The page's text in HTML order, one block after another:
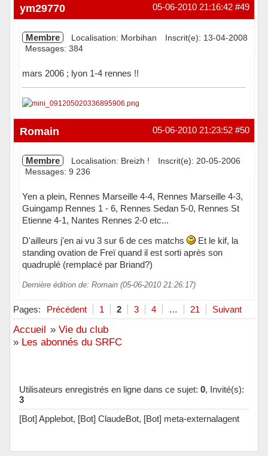
#49
05-06-2010 21:16:42
ym29770
Membre Localisation: Morbihan
Inscrit(e): 13-04-2008
Messages: 384
mars 2006 ; lyon 1-4 rennes !!
Hors ligne #50
05-06-2010 21:23:52
Romain
Membre Localisation: Breizh !
Inscrit(e): 20-05-2006
Messages: 9 236
Yen a plein, Rennes Marseille 4-4, Rennes Marseille 4-3,
Guingamp Rennes 1 - 6, Rennes Sedan 5-0, Rennes St
Etienne 4-1, Nantes Rennes 2-0 etc...
D'ailleurs j'en ai vu 3 sur 6 de ces matchs
Et le kif, la
standing ovation de Freï quand il est sorti après son
quadruplé (remplacé par Briand?)
Dernière édition de: Romain (05-06-2010 21:26:17)
Hors ligne
Pages: Précédent 1 2 3 4 … 21 Suivant
Accueil » Vie du club
» Les abonnés du SRFC
Utilisateurs enregistrés en ligne dans ce sujet: 0, Invité(s):
3
[Bot] Applebot, [Bot] ClaudeBot, [Bot] meta-externalagent